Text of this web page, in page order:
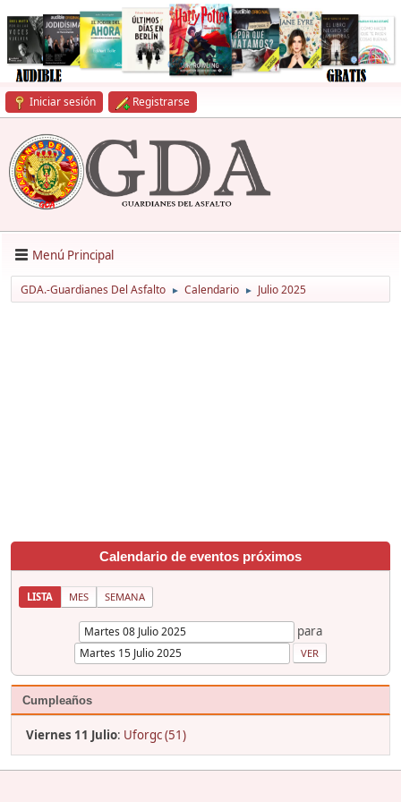
Iniciar sesión Registrarse
Menú Principal
GDA.-Guardianes Del Asfalto ► Calendario ► Julio 2025
Calendario de eventos próximos
LISTA MES SEMANA
para
Cumpleaños
Viernes 11 Julio: Uforgc (51)